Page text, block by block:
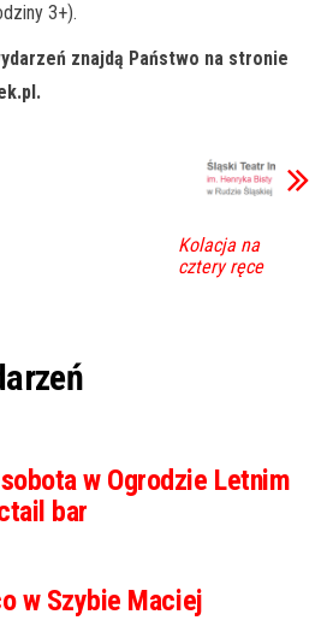
3+).
znajdą Państwo na stronie
Kolacja na
cztery ręce
w Ogrodzie Letnim
bar
w Szybie Maciej